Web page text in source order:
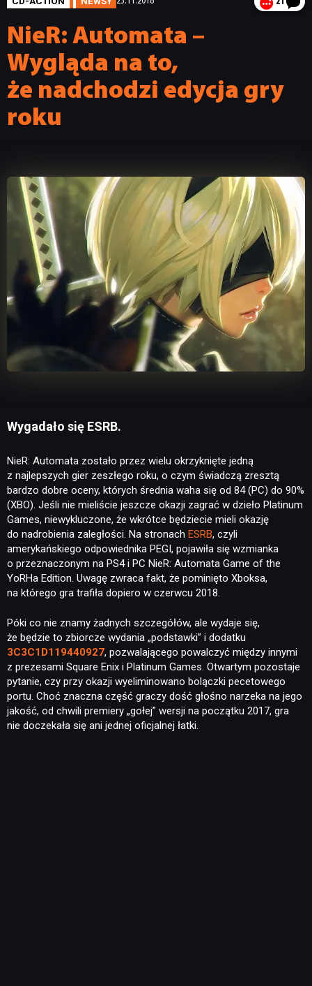
NieR: Automata –
Wygląda na to,
że nadchodzi edycja gry
roku
Wygadało się ESRB.
NieR: Automata zostało przez wielu okrzyknięte jedną
z najlepszych gier zeszłego roku, o czym świadczą zresztą
bardzo dobre oceny, których średnia waha się od 84 (PC) do 90%
(XBO). Jeśli nie mieliście jeszcze okazji zagrać w dzieło Platinum
Games, niewykluczone, że wkrótce będziecie mieli okazję
do nadrobienia zaległości. Na stronach ESRB, czyli
amerykańskiego odpowiednika PEGI, pojawiła się wzmianka
o przeznaczonym na PS4 i PC NieR: Automata Game of the
YoRHa Edition. Uwagę zwraca fakt, że pominięto Xboksa,
na którego gra trafiła dopiero w czerwcu 2018.
Póki co nie znamy żadnych szczegółów, ale wydaje się,
że będzie to zbiorcze wydania „podstawki” i dodatku
3C3C1D119440927, pozwalającego powalczyć między innymi
z prezesami Square Enix i Platinum Games. Otwartym pozostaje
pytanie, czy przy okazji wyeliminowano bolączki pecetowego
portu. Choć znaczna część graczy dość głośno narzeka na jego
jakość, od chwili premiery „gołej” wersji na początku 2017, gra
nie doczekała się ani jednej oficjalnej łatki.